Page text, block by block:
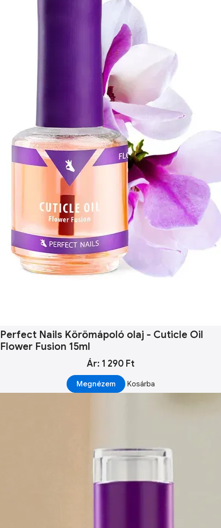
Perfect Nails Körömápoló olaj - Cuticle Oil
Flower Fusion 15ml
Ár: 1 290 Ft
Megnézem Kosárba